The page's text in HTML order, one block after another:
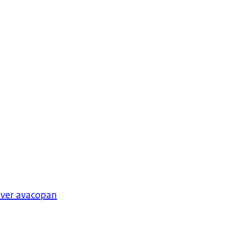
Of dat het
andere
we krijgen
uiteindelijk of
die het
avacopan